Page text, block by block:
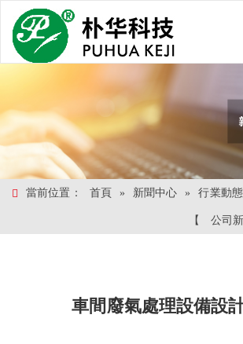
當前位置： 首頁 » 新聞中心 » 行業動態
【 公司
車間廢氣處理設備設